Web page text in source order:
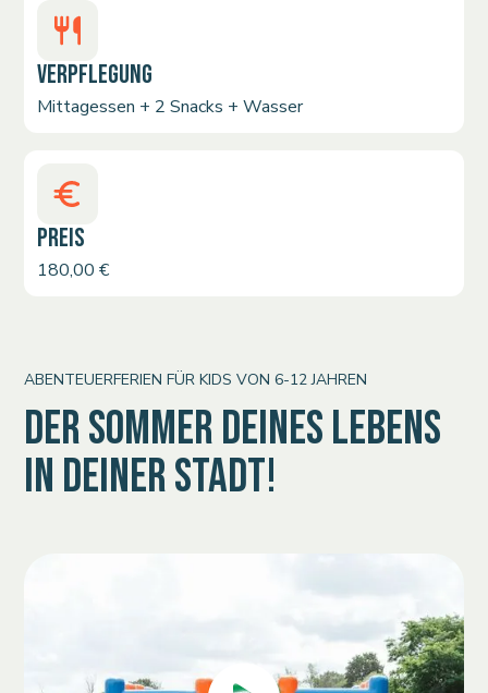
VERPFLEGUNG
Mittagessen + 2 Snacks + Wasser
PREIS
180,00 €
ABENTEUERFERIEN FÜR KIDS VON 6-12 JAHREN
DER SOMMER DEINES LEBENS
IN DEINER STADT!